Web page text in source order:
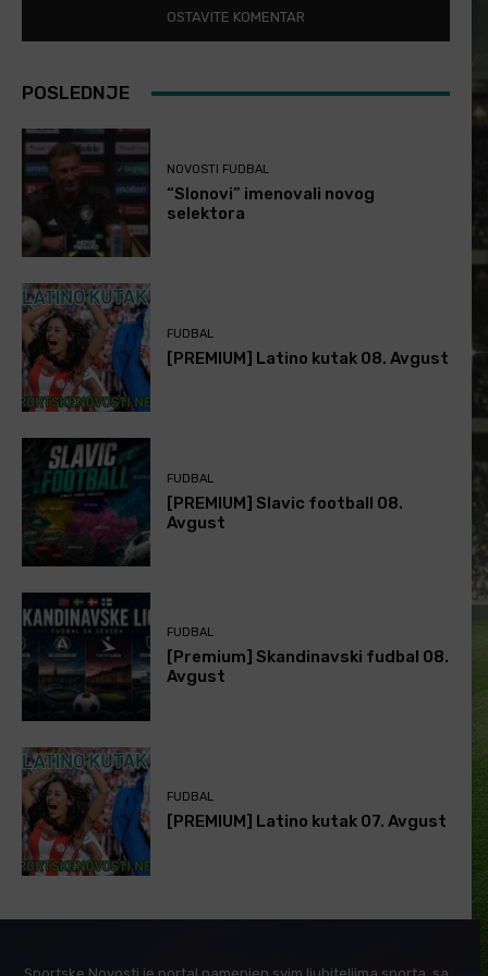
POSLEDNJE
NOVOSTI FUDBAL
“Slonovi” imenovali novog
selektora
FUDBAL
[PREMIUM] Latino kutak 08. Avgust
FUDBAL
[PREMIUM] Slavic football 08.
Avgust
FUDBAL
[Premium] Skandinavski fudbal 08.
Avgust
FUDBAL
[PREMIUM] Latino kutak 07. Avgust